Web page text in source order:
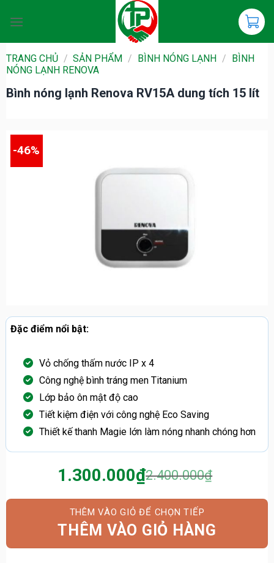
đến
dung
TRANG CHỦ / SẢN PHẨM / BÌNH NÓNG LẠNH / BÌNH
NÓNG LẠNH RENOVA
Bình nóng lạnh Renova RV15A dung tích 15 lít
-46%
Đặc điểm nổi bật:
Vỏ chống thấm nước IP x 4
Công nghệ bình tráng men Titanium
Lớp bảo ôn mật độ cao
Tiết kiệm điện với công nghệ Eco Saving
Thiết kế thanh Magie lớn làm nóng nhanh chóng hơn
2.400.000₫
Giá
gốc
là:
2.400.000₫.
1.300.000₫
Giá
hiện
tại
là:
1.300.000₫.
THÊM VÀO GIỎ HÀNG